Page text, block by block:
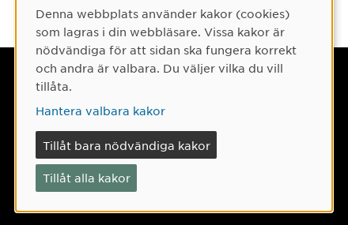
Tel: 090-786 50 00
Hitta till oss
Cookie-samtycke
Denna webbplats använder kakor (cookies)
som lagras i din webbläsare. Vissa kakor är
nödvändiga för att sidan ska fungera korrekt
och andra är valbara. Du väljer vilka du vill
tillåta.
Hantera valbara kakor
Tillåt bara nödvändiga kakor
Tillåt alla kakor